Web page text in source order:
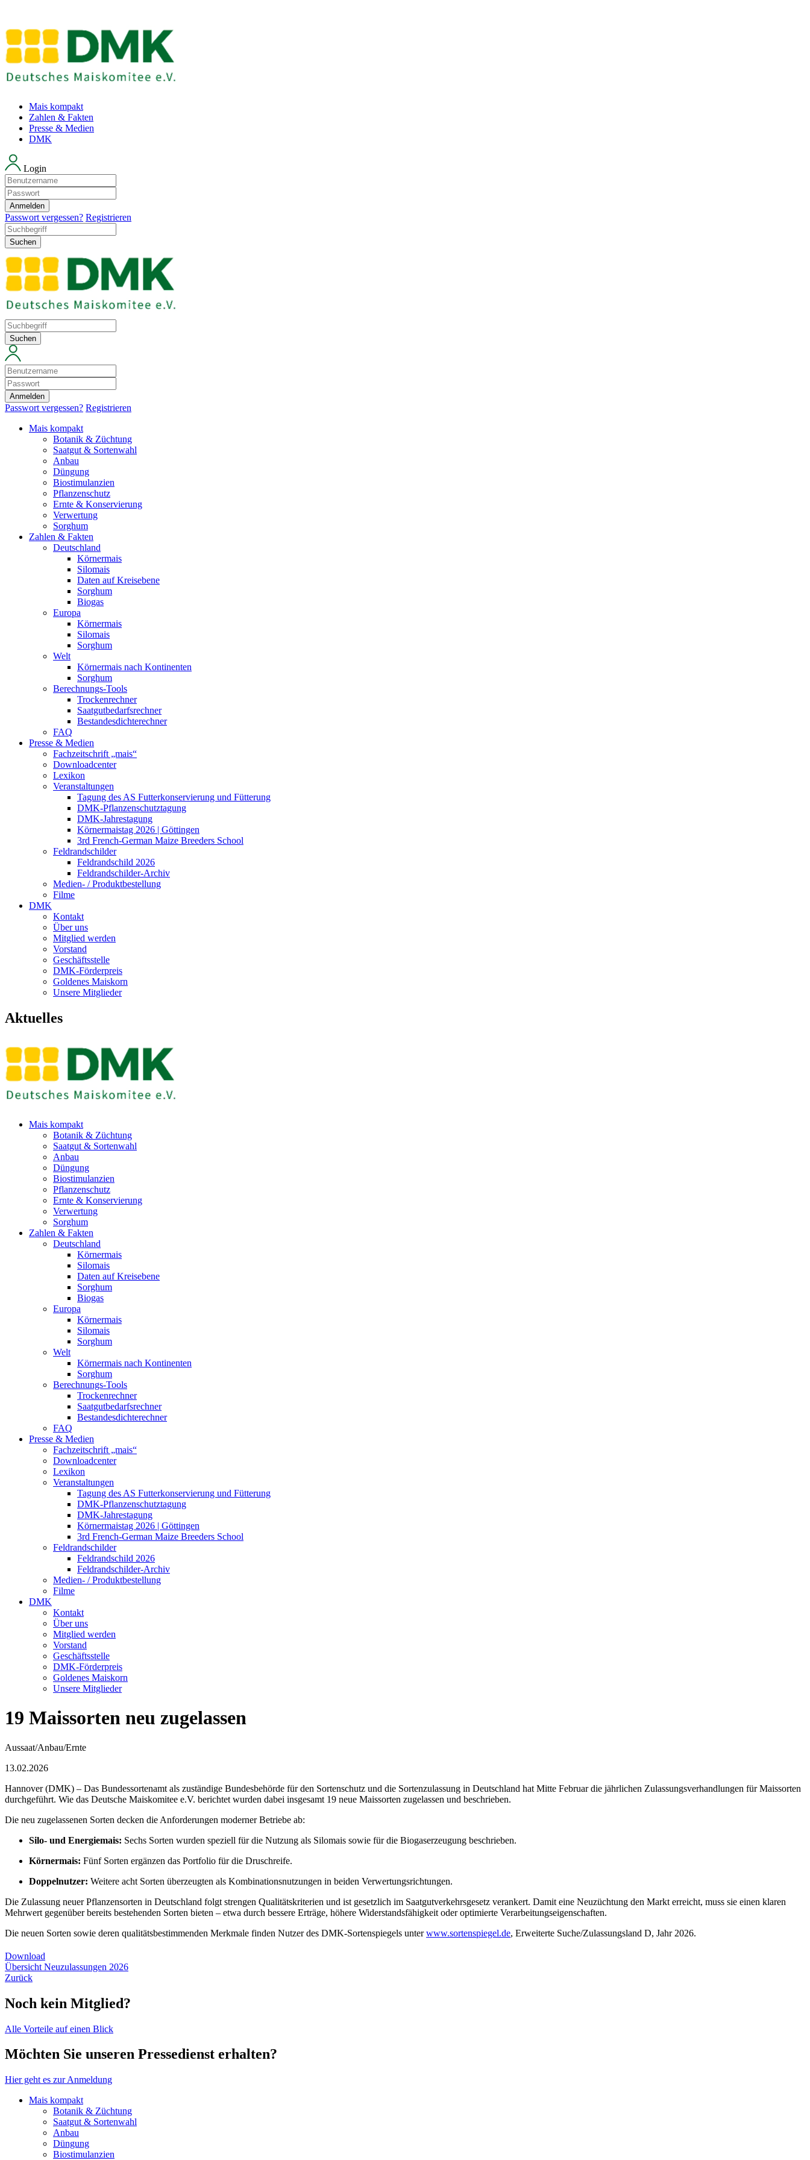
Mais kompakt
Zahlen & Fakten
Presse & Medien
DMK
Login
Anmelden
Passwort vergessen? Registrieren
Suchen
Suchen
Anmelden
Passwort vergessen? Registrieren
Mais kompakt
Botanik & Züchtung
Saatgut & Sortenwahl
Anbau
Düngung
Biostimulanzien
Pflanzenschutz
Ernte & Konservierung
Verwertung
Sorghum
Zahlen & Fakten
Deutschland
Körnermais
Silomais
Daten auf Kreisebene
Sorghum
Biogas
Europa
Körnermais
Silomais
Sorghum
Welt
Körnermais nach Kontinenten
Sorghum
Berechnungs-Tools
Trockenrechner
Saatgutbedarfsrechner
Bestandesdichterechner
FAQ
Presse & Medien
Fachzeitschrift „mais“
Downloadcenter
Lexikon
Veranstaltungen
Tagung des AS Futterkonservierung und Fütterung
DMK-Pflanzenschutztagung
DMK-Jahrestagung
Körnermaistag 2026 | Göttingen
3rd French-German Maize Breeders School
Feldrandschilder
Feldrandschild 2026
Feldrandschilder-Archiv
Medien- / Produktbestellung
Filme
DMK
Kontakt
Über uns
Mitglied werden
Vorstand
Geschäftsstelle
DMK-Förderpreis
Goldenes Maiskorn
Unsere Mitglieder
Aktuelles
Mais kompakt
Botanik & Züchtung
Saatgut & Sortenwahl
Anbau
Düngung
Biostimulanzien
Pflanzenschutz
Ernte & Konservierung
Verwertung
Sorghum
Zahlen & Fakten
Deutschland
Körnermais
Silomais
Daten auf Kreisebene
Sorghum
Biogas
Europa
Körnermais
Silomais
Sorghum
Welt
Körnermais nach Kontinenten
Sorghum
Berechnungs-Tools
Trockenrechner
Saatgutbedarfsrechner
Bestandesdichterechner
FAQ
Presse & Medien
Fachzeitschrift „mais“
Downloadcenter
Lexikon
Veranstaltungen
Tagung des AS Futterkonservierung und Fütterung
DMK-Pflanzenschutztagung
DMK-Jahrestagung
Körnermaistag 2026 | Göttingen
3rd French-German Maize Breeders School
Feldrandschilder
Feldrandschild 2026
Feldrandschilder-Archiv
Medien- / Produktbestellung
Filme
DMK
Kontakt
Über uns
Mitglied werden
Vorstand
Geschäftsstelle
DMK-Förderpreis
Goldenes Maiskorn
Unsere Mitglieder
19 Maissorten neu zugelassen
Aussaat/Anbau/Ernte
13.02.2026
Hannover (DMK) – Das Bundessortenamt als zuständige Bundesbehörde für den Sortenschutz und die Sortenzulassung in Deutschland hat Mitte Februar die jährlichen Zulassungsverhandlungen für Maissorten
durchgeführt. Wie das Deutsche Maiskomitee e.V. berichtet wurden dabei insgesamt 19 neue Maissorten zugelassen und beschrieben.
Die neu zugelassenen Sorten decken die Anforderungen moderner Betriebe ab:
Silo- und Energiemais: Sechs Sorten wurden speziell für die Nutzung als Silomais sowie für die Biogaserzeugung beschrieben.
Körnermais: Fünf Sorten ergänzen das Portfolio für die Druschreife.
Doppelnutzer: Weitere acht Sorten überzeugten als Kombinationsnutzungen in beiden Verwertungsrichtungen.
Die Zulassung neuer Pflanzensorten in Deutschland folgt strengen Qualitätskriterien und ist gesetzlich im Saatgutverkehrsgesetz verankert. Damit eine Neuzüchtung den Markt erreicht, muss sie einen klaren
Mehrwert gegenüber bereits bestehenden Sorten bieten – etwa durch bessere Erträge, höhere Widerstandsfähigkeit oder optimierte Verarbeitungseigenschaften.
Die neuen Sorten sowie deren qualitätsbestimmenden Merkmale finden Nutzer des DMK-Sortenspiegels unterwww.sortenspiegel.de, Erweiterte Suche/Zulassungsland D, Jahr 2026.
Download
Übersicht Neuzulassungen 2026
Zurück
Noch kein Mitglied?
Alle Vorteile auf einen Blick
Möchten Sie unseren Pressedienst erhalten?
Hier geht es zur Anmeldung
Mais kompakt
Botanik & Züchtung
Saatgut & Sortenwahl
Anbau
Düngung
Biostimulanzien